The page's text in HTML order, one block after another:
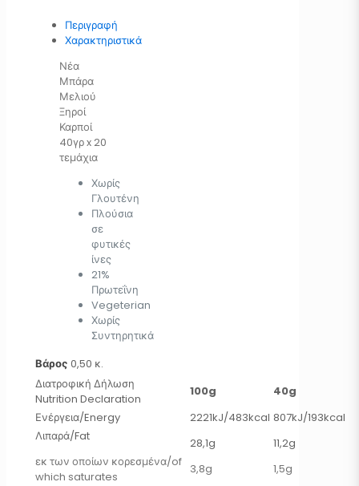
Περιγραφή
Χαρακτηριστικά
Νέα
Μπάρα
Μελιού
Ξηροί
Καρποί
40γρ x 20
τεμάχια
Χωρίς
Γλουτένη
Πλούσια
σε
φυτικές
ίνες
21%
Πρωτεΐνη
Vegeterian
Χωρίς
Συντηρητικά
Βάρος 0,50 κ.
Διατροφική Δήλωση
Nutrition Declaration
100g
40g
Ενέργεια/Energy
2221kJ/483kcal 807kJ/193kcal
Λιπαρά/Fat
εκ των οποίων κορεσμένα/of
which saturates
28,1g
3,8g
11,2g
1,5g